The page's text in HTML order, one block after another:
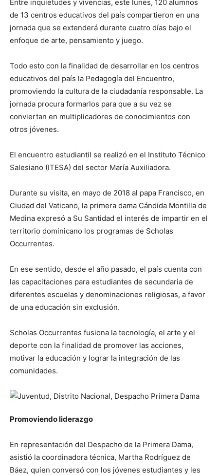
Entre inquietudes y vivencias, este lunes, 120 alumnos
de 13 centros educativos del país compartieron en una
jornada que se extenderá durante cuatro días bajo el
enfoque de arte, pensamiento y juego.
Todo esto con la finalidad de desarrollar en los centros
educativos del país la Pedagogía del Encuentro,
promoviendo la cultura de la ciudadanía responsable. La
jornada procura formarlos para que a su vez se
conviertan en multiplicadores de conocimientos con
otros jóvenes.
El encuentro estudiantil se realizó en el Instituto Técnico
Salesiano (ITESA) del sector María Auxiliadora.
Durante su visita, en mayo de 2018 al papa Francisco, en
Ciudad del Vaticano, la primera dama Cándida Montilla de
Medina expresó a Su Santidad el interés de impartir en el
territorio dominicano los programas de Scholas
Occurrentes.
En ese sentido, desde el año pasado, el país cuenta con
las capacitaciones para estudiantes de secundaria de
diferentes escuelas y denominaciones religiosas, a favor
de una educación sin exclusión.
Scholas Occurrentes fusiona la tecnología, el arte y el
deporte con la finalidad de promover las acciones,
motivar la educación y lograr la integración de las
comunidades.
Promoviendo liderazgo
En representación del Despacho de la Primera Dama,
asistió la coordinadora técnica, Martha Rodríguez de
Báez, quien conversó con los jóvenes estudiantes y les